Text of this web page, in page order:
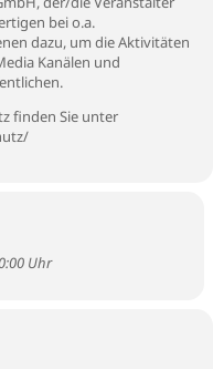
bei o.a.
dazu, um die Aktivitäten
Kanälen und
finden Sie unter
Uhr